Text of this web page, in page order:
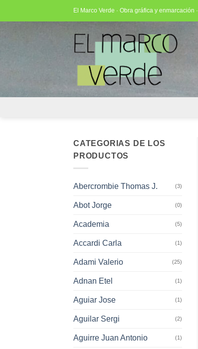
El Marco Verde · Obra gráfica y enmarcación ·
CATEGORIAS DE LOS
PRODUCTOS
Abercrombie Thomas J. (3)
Abot Jorge (0)
Academia (5)
Accardi Carla (1)
Adami Valerio (25)
Adnan Etel (1)
Aguiar Jose (1)
Aguilar Sergi (2)
Aguirre Juan Antonio (1)